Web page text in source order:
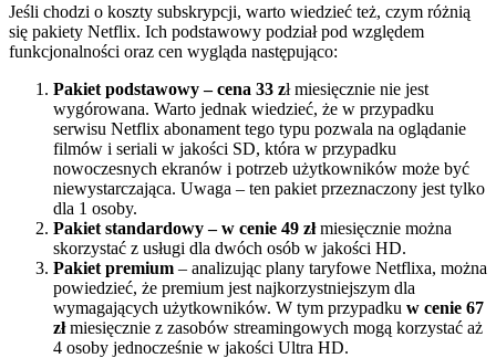
Jeśli chodzi o koszty subskrypcji, warto wiedzieć też, czym różnią
się pakiety Netflix. Ich podstawowy podział pod względem
funkcjonalności oraz cen wygląda następująco:
Pakiet podstawowy – cena 33 zł miesięcznie nie jest
wygórowana. Warto jednak wiedzieć, że w przypadku
serwisu Netflix abonament tego typu pozwala na oglądanie
filmów i seriali w jakości SD, która w przypadku
nowoczesnych ekranów i potrzeb użytkowników może być
niewystarczająca. Uwaga – ten pakiet przeznaczony jest tylko
dla 1 osoby.
Pakiet standardowy – w cenie 49 złmiesięcznie można
skorzystać z usługi dla dwóch osób w jakości HD.
Pakiet premium – analizując plany taryfowe Netflixa, można
powiedzieć, że premium jest najkorzystniejszym dla
wymagających użytkowników. W tym przypadku w cenie 67
złmiesięcznie z zasobów streamingowych mogą korzystać aż
4 osoby jednocześnie w jakości Ultra HD.